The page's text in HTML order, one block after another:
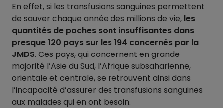
En effet, si les transfusions sanguines permettent
de sauver chaque année des millions de vie, les
quantités de poches sont insuffisantes dans
presque 120 pays sur les 194 concernés par la
JMDS. Ces pays, qui concernent en grande
majorité l’Asie du Sud, l’Afrique subsaharienne,
orientale et centrale, se retrouvent ainsi dans
l’incapacité d’assurer des transfusions sanguines
aux malades qui en ont besoin.